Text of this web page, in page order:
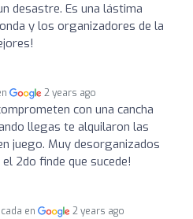
desastre. Es una lástima
y los organizadores de la
2 years ago
con una cancha
llegas te alquilaron las
juego. Muy desorganizados
2do finde que sucede!
en 2 years ago